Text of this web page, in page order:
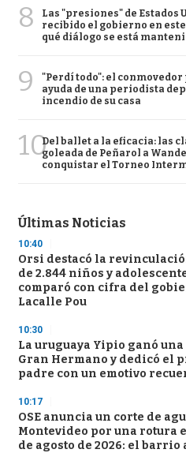
8
Las "presiones" de Estados
recibido el gobierno en
qué diálogo se está
9
"Perdí todo": el conmovedor
ayuda de una periodista
incendio de su casa
10Del ballet a la eficacia: las
goleada de Peñarol a
conquistar el Torneo
Últimas Noticias
10:40
Orsi destacó la
de 2.844 niños y
comparó con cifra del
Lacalle Pou
10:30
La uruguaya Yipio ganó una
Gran Hermano y dedicó el
padre con un emotivo
10:17
OSE anuncia un corte de
Montevideo por una rotura
de agosto de 2026: el barrio